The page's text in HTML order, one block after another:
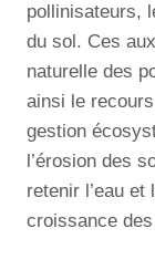
pollinisateurs,
du sol. Ces
naturelle des
ainsi le
gestion
l’érosion des
retenir l’eau
croissance